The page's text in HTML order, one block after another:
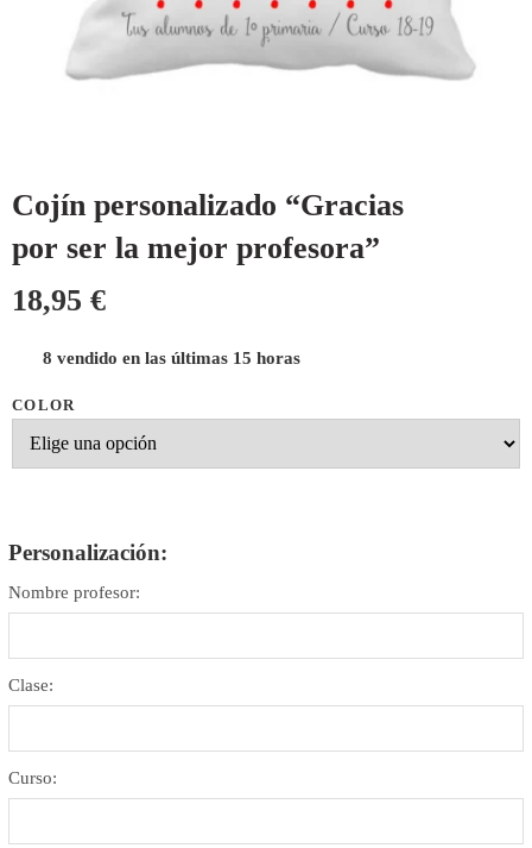
Cojín personalizado “Gracias
por ser la mejor profesora”
18,95 €
8 vendido en las últimas 15 horas
COLOR
Personalización:
Nombre profesor:
Clase:
Curso: